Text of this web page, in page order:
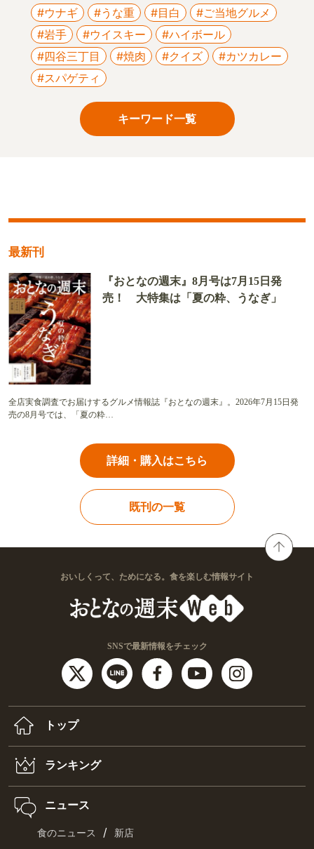
#ウナギ #うな重 #目白
#ご当地グルメ
#岩手
#ウイスキー
#ハイボール
#四谷三丁目
#焼肉 #クイズ
#カツカレー
#スパゲティ
キーワード一覧
最新刊
『おとなの週末』8月号は7月15日発
売！ 大特集は「夏の粋、うなぎ」
全店実食調査でお届けするグルメ情報誌『おとなの週末』。2026年7月15日発
売の8月号では、「夏の粋…
詳細・購入はこちら
既刊の一覧
おいしくって、ためになる。食を楽しむ情報サイト
SNSで最新情報をチェック
トップ
ランキング
ニュース
食のニュース / 新店